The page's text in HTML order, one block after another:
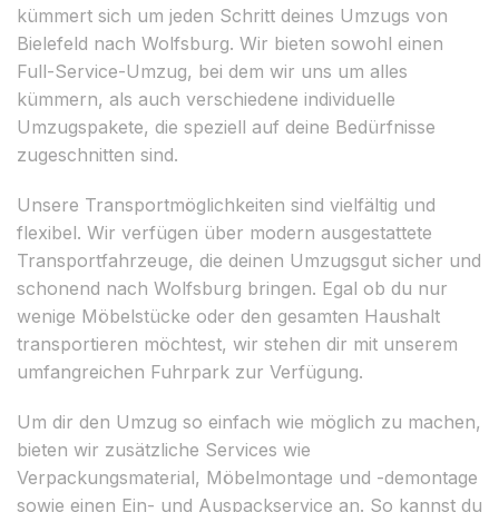
kümmert sich um jeden Schritt deines Umzugs von
Bielefeld nach Wolfsburg. Wir bieten sowohl einen
Full-Service-Umzug, bei dem wir uns um alles
kümmern, als auch verschiedene individuelle
Umzugspakete, die speziell auf deine Bedürfnisse
zugeschnitten sind.
Unsere Transportmöglichkeiten sind vielfältig und
flexibel. Wir verfügen über modern ausgestattete
Transportfahrzeuge, die deinen Umzugsgut sicher und
schonend nach Wolfsburg bringen. Egal ob du nur
wenige Möbelstücke oder den gesamten Haushalt
transportieren möchtest, wir stehen dir mit unserem
umfangreichen Fuhrpark zur Verfügung.
Um dir den Umzug so einfach wie möglich zu machen,
bieten wir zusätzliche Services wie
Verpackungsmaterial, Möbelmontage und -demontage
sowie einen Ein- und Auspackservice an. So kannst du